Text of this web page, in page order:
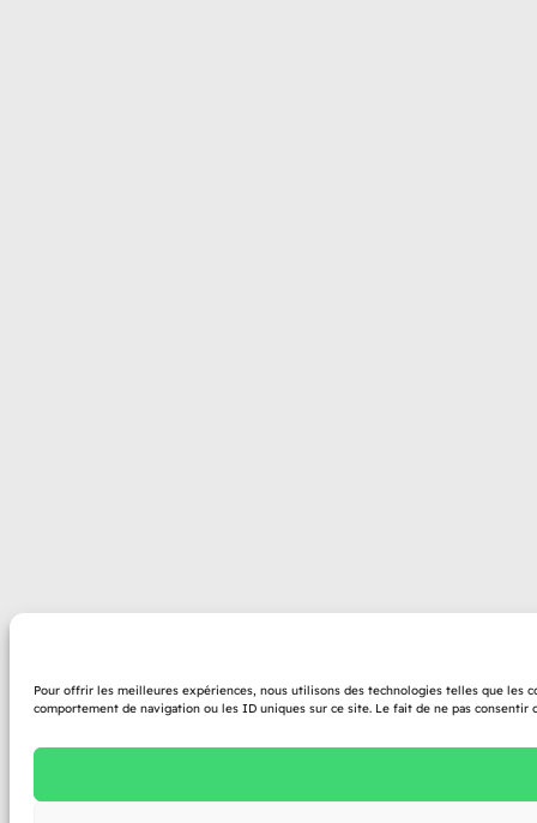
Pour offrir les meilleures expériences, nous utilisons des technologies telles que les
comportement de navigation ou les ID uniques sur ce site. Le fait de ne pas